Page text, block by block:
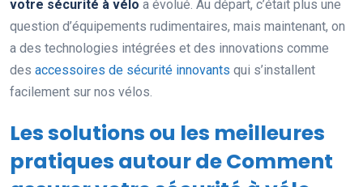
votre sécurité à vélo a évolué. Au départ, c’était plus une
question d’équipements rudimentaires, mais maintenant, on
a des technologies intégrées et des innovations comme
des accessoires de sécurité innovants qui s’installent
facilement sur nos vélos.
Les solutions ou les meilleures
pratiques autour de Comment